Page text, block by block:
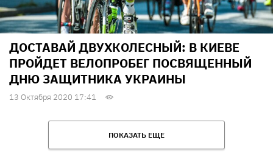
ДОСТАВАЙ ДВУХКОЛЕСНЫЙ: В КИЕВЕ
ПРОЙДЕТ ВЕЛОПРОБЕГ ПОСВЯЩЕННЫЙ
ДНЮ ЗАЩИТНИКА УКРАИНЫ
13 Октября 2020 17:41
ПОКАЗАТЬ ЕЩЕ